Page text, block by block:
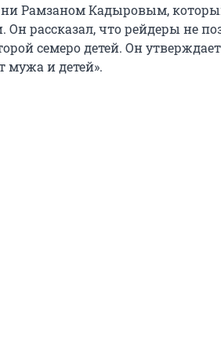
Рамзаном Кадыровым,
рассказал, что рейдеры не
семеро детей. Он
мужа и детей».